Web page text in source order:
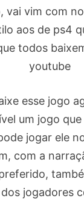
vai vim com
aos de ps4
todos
youtube
esse jogo
um jogo
jogar ele
com a
jogadores